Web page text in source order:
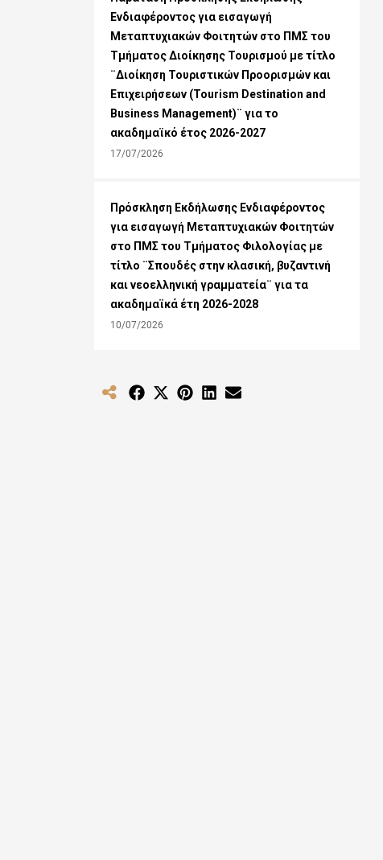
Ενδιαφέροντος για εισαγωγή
Μεταπτυχιακών Φοιτητών στο ΠΜΣ του
Τμήματος Διοίκησης Τουρισμού με τίτλο
¨Διοίκηση Τουριστικών Προορισμών και
Επιχειρήσεων (Tourism Destination and
Business Management)¨ για το
ακαδημαϊκό έτος 2026-2027
17/07/2026
Πρόσκληση Εκδήλωσης Ενδιαφέροντος
για εισαγωγή Μεταπτυχιακών Φοιτητών
στο ΠΜΣ του Τμήματος Φιλολογίας με
τίτλο ¨Σπουδές στην κλασική, βυζαντινή
και νεοελληνική γραμματεία¨ για τα
ακαδημαϊκά έτη 2026-2028
10/07/2026
Share Share Share Share